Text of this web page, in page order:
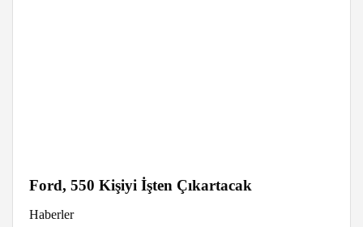
Ford, 550 Kişiyi İşten Çıkartacak
Haberler